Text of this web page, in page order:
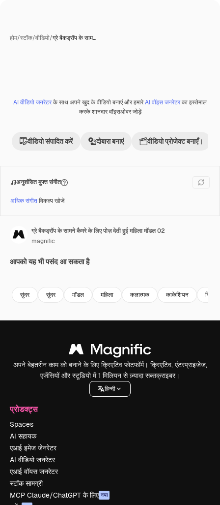
होम/स्टॉक/वीडियो/ग्रे बैकड्रॉप के साम…
AI वीडियो जनरेटरके साथ अपने खुद के वीडियो बनाएं और हमारेAI वॉइस जनरेटरका इस्तेमाल
करके शानदार वॉइसओवर जोड़ें
वीडियो संपादित करें दोबारा बनाएं वीडियो प्रोजेक्ट बनाएँ।
अनुशंसित मुफ्त संगीत
अधिक संगीतविकल्प खोजें
ग्रे बैकड्रॉप के सामने कैमरे के लिए पोज़ देती हुई महिला मॉडल 02
magnific
आपको यह भी पसंद आ सकता है
सुंदर सुंदर मॉडल महिला कलात्मक काकेशियन चित्र
अपने बेहतरीन काम को बनाने के लिए क्रिएटिव प्लेटफॉर्म। क्रिएटिव, एंटरप्राइजेज,
एजेंसियों और स्टूडियो में 1 मिलियन से ज़्यादा सब्सक्राइबर।
हिन्दी
प्रोडक्ट्स
Spaces
AI सहायक
एआई इमेज जेनरेटर
AI वीडियो जनरेटर
एआई वॉयस जनरेटर
स्टॉक सामग्री
MCP Claude/ChatGPT के लिए नया